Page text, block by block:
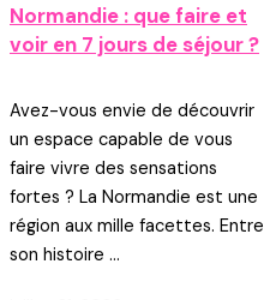
Normandie : que faire et
voir en 7 jours de séjour ?
Avez-vous envie de découvrir
un espace capable de vous
faire vivre des sensations
fortes ? La Normandie est une
région aux mille facettes. Entre
son histoire ...